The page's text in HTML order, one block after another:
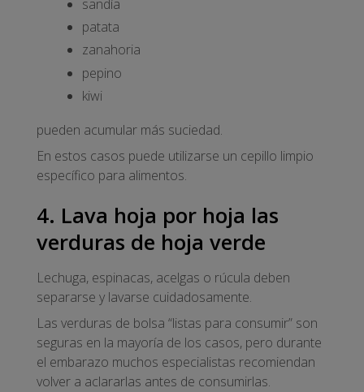
sandía
patata
zanahoria
pepino
kiwi
pueden acumular más suciedad.
En estos casos puede utilizarse un cepillo limpio
específico para alimentos.
4. Lava hoja por hoja las
verduras de hoja verde
Lechuga, espinacas, acelgas o rúcula deben
separarse y lavarse cuidadosamente.
Las verduras de bolsa “listas para consumir” son
seguras en la mayoría de los casos, pero durante
el embarazo muchos especialistas recomiendan
volver a aclararlas antes de consumirlas.